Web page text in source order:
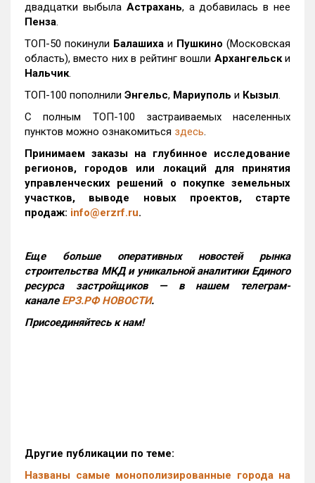
двадцатки выбыла Астрахань, а добавилась в нее
Пенза.
ТОП-50 покинули Балашиха и Пушкино (Московская
область), вместо них в рейтинг вошли Архангельски
Нальчик.
ТОП-100 пополнили Энгельс, Мариуполь и Кызыл.
С полным ТОП-100 застраиваемых населенных
пунктов можно ознакомиться здесь.
Принимаем заказы на глубинное исследование
регионов, городов или локаций для принятия
управленческих решений о покупке земельных
участков, выводе новых проектов, старте
продаж: info@erzrf.ru.
Еще больше оперативных новостей рынка
строительства МКД и уникальной аналитики Единого
ресурса застройщиков — в нашем телеграм-
канале ЕРЗ.РФ НОВОСТИ.
Присоединяйтесь к нам!
Другие публикации по теме:
Названы самые монополизированные города на